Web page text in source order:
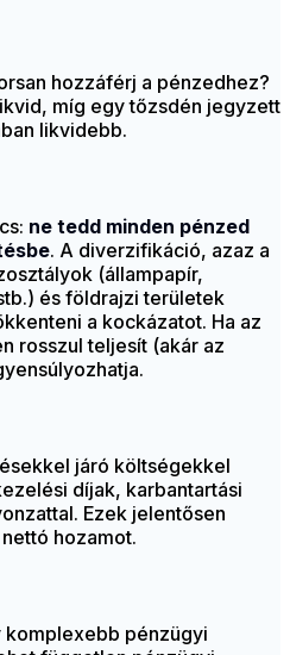
hozzáférj a pénzedhez?
míg egy tőzsdén jegyzett
likvidebb.
ne tedd minden pénzed
. A diverzifikáció, azaz a
(állampapír,
és földrajzi területek
a kockázatot. Ha az
rosszul teljesít (akár az
járó költségekkel
díjak, karbantartási
Ezek jelentősen
hozamot.
komplexebb pénzügyi